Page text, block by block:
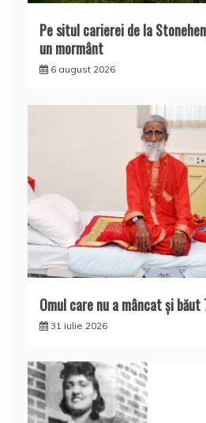
Pe situl carierei de la
un mormânt
6 august 2026
Omul care nu a mâncat şi băut
31 iulie 2026